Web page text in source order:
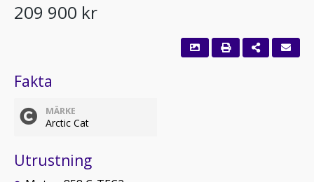
209 900 kr
Fakta
MÄRKE
Arctic Cat
Utrustning